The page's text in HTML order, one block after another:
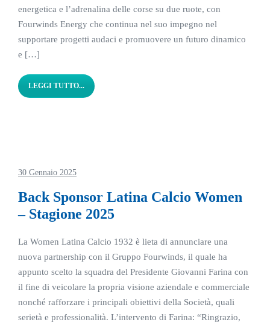
energetica e l’adrenalina delle corse su due ruote, con
Fourwinds Energy che continua nel suo impegno nel
supportare progetti audaci e promuovere un futuro dinamico
e […]
LEGGI TUTTO...
30 Gennaio 2025
Back Sponsor Latina Calcio Women
– Stagione 2025
La Women Latina Calcio 1932 è lieta di annunciare una
nuova partnership con il Gruppo Fourwinds, il quale ha
appunto scelto la squadra del Presidente Giovanni Farina con
il fine di veicolare la propria visione aziendale e commerciale
nonché rafforzare i principali obiettivi della Società, quali
serietà e professionalità. L’intervento di Farina: “Ringrazio,